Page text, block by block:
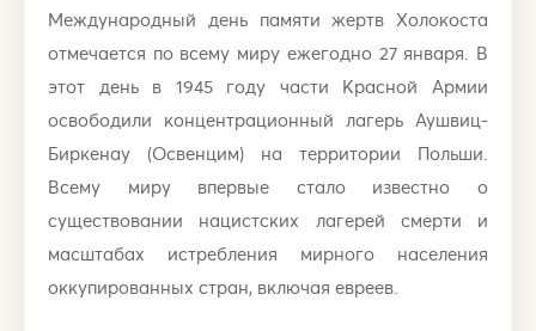
Международный день памяти жертв Холокоста
отмечается по всему миру ежегодно 27 января. В
этот день в 1945 году части Красной Армии
освободили концентрационный лагерь Аушвиц-
Биркенау (Освенцим) на территории Польши.
Всему миру впервые стало известно о
существовании нацистских лагерей смерти и
масштабах истребления мирного населения
оккупированных стран, включая евреев.